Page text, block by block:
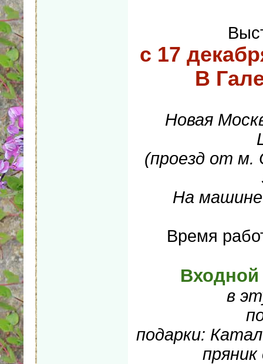
с 17
В
Новая
(проезд от м.
На машине
Время
Входной
в
подарки: